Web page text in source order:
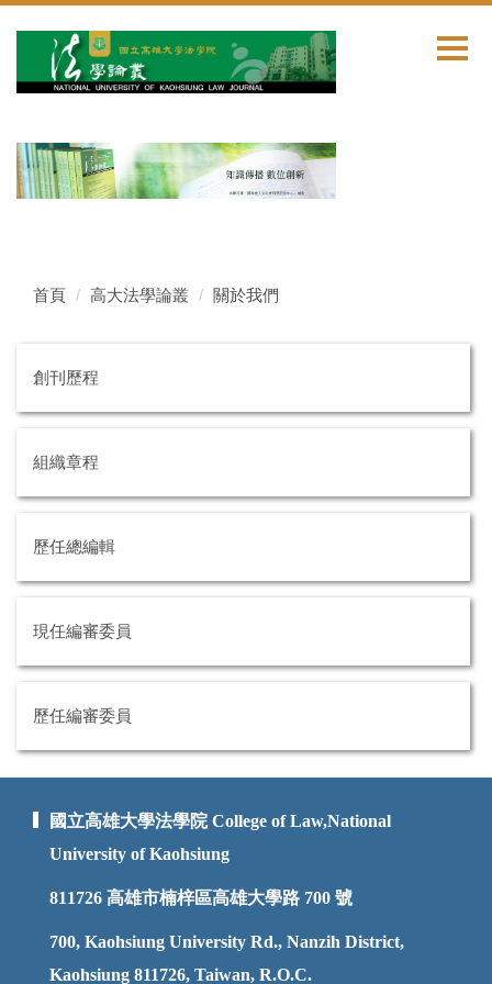
要
容
區
首頁 高大法學論叢 關於我們
創刊歷程
組織章程
歷任總編輯
現任編審委員
歷任編審委員
國立高雄大學法學院 College of Law,National
University of Kaohsiung
811726 高雄市楠梓區高雄大學路 700 號
700, Kaohsiung University Rd., Nanzih District,
Kaohsiung 811726, Taiwan, R.O.C.